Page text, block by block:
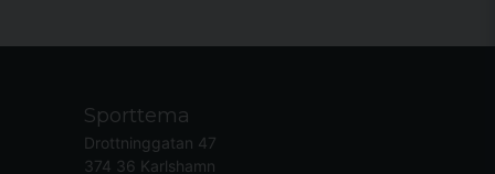
Sporttema
Drottninggatan 47
374 36 Karlshamn